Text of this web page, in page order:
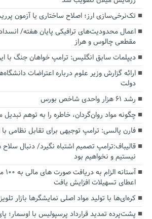
تک‌نرخی‌سازی ارز؛ اصلاح ساختاری یا آزمون
اعمال محدودیت‌های ترافیکی پایان هفته/
مقطعی چالوس و هراز
دیپلمات سابق انگلیس:‌ ترامپ خواهان جنگ با
ارائه گزارش وزیر علوم درباره اعتراضات
دولت
رشد ۶۱ هزار واحدی شاخص بورس
چگونه مواد روان‌گردان، خاطره را به توهم
فارن پالسی: ترامپ توجیهی برای تقابل نظامی با
قالیباف:ترامپ تصمیم اشتباه نگیرد/ دنبال
نیستیم و نخواهیم بود
اعطای تسهیلات افزایش یافت
کره‌ای‌ها با تولید مواد اصلی نمایشگرها بازار
پشت‌پرده تمدید قرارداد پرسپولیس با اوسمار؛